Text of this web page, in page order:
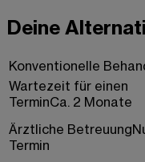
Deine
Konventionelle
Wartezeit für einen
TerminCa. 2 Monate
Ärztliche Betreuung
Termin